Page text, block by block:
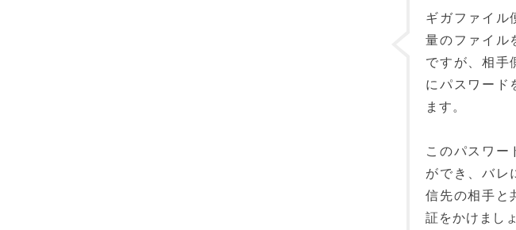
ギガファイル
量のファイル
ですが、相手
にパスワード
ます。
このパスワー
ができ、バレ
信先の相手と
証をかけましょ